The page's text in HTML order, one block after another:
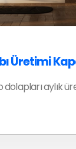
Üretimi
dolapları aylık